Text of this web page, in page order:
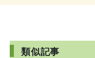
類似記事